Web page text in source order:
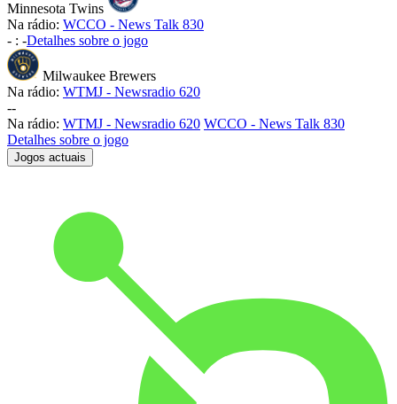
Minnesota Twins
Na rádio: WCCO - News Talk 830
- : -Detalhes sobre o jogo
Milwaukee Brewers
Na rádio: WTMJ - Newsradio 620
--
Na rádio: WTMJ - Newsradio 620 WCCO - News Talk 830
Detalhes sobre o jogo
Jogos actuais